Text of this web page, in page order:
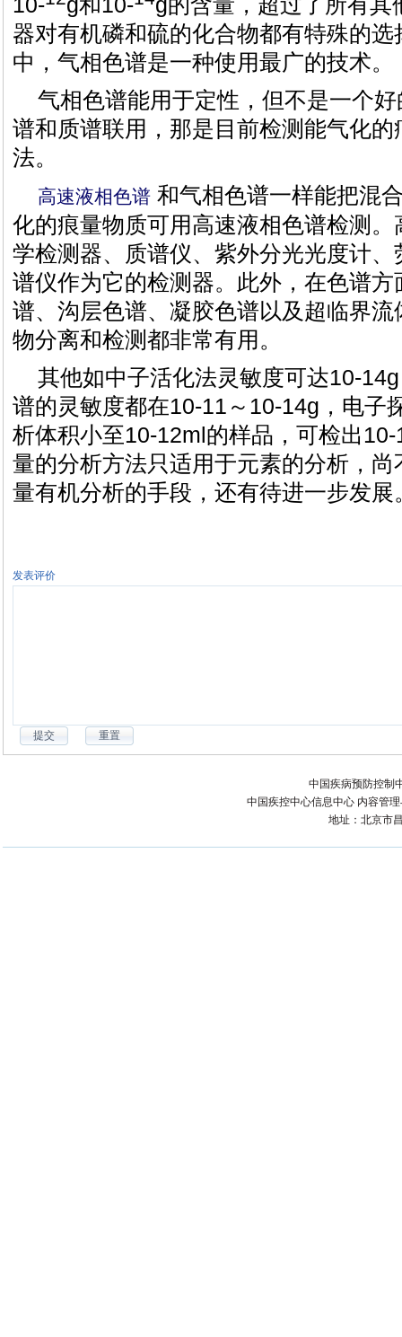
10-
g和10-
g的含量，超过了所有
器对有机磷和硫的化合物都有特殊的
中，气相色谱是一种使用最广的技术。
气相色谱能用于定性，但不是一个
谱和质谱联用，那是目前检测能气化
法。
高速液相色谱 和气相色谱一样能把混
化的痕量物质可用高速液相色谱检测
学检测器、质谱仪、紫外分光光度计
谱仪作为它的检测器。此外，在色谱
谱、沟层色谱、凝胶色谱以及超临界
物分离和检测都非常有用。
其他如中子活化法灵敏度可达10-
谱的灵敏度都在10-11～10-14g，电子
析体积小至10-12ml的样品，可检出
量的分析方法只适用于元素的分析，
量有机分析的手段，还有待进一步发展
发表评价
中国疾病预防控制
中国疾控中心信息中心 内容管
地址：北京市